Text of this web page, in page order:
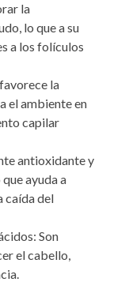
la
lo que a su
a los folículos
la
el ambiente en
capilar
antioxidante y
ayuda a
caída del
Son
el cabello,